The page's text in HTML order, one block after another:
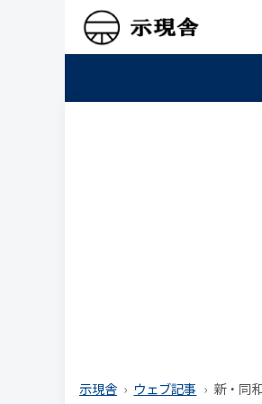
示現舎 ウェブ記事 新・同